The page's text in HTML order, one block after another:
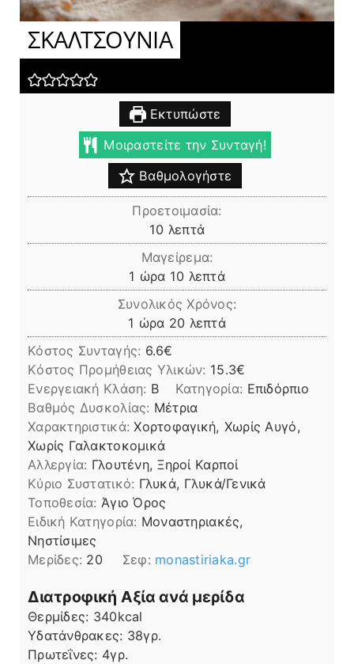
ΣΚΑΛΤΣΟΥΝΙΑ
Εκτυπώστε
Μοιραστείτε την Συνταγή!
Βαθμολογήστε
Προετοιμασία:
10 λεπτά
λεπτά
Μαγείρεμα:
1 ώρα
ώρα 10 λεπτά
λεπτά
Συνολικός Χρόνος:
1 ώρα
ώρα 20 λεπτά
λεπτά
Κόστος Συνταγής: 6.6€
Kόστος Προμήθειας Υλικών: 15.3
Ενεργειακή Κλάση: B Κατηγορία: Επιδόρπιο
Βαθμός Δυσκολίας: Μέτρια
Χαρακτηριστικά:Χορτοφαγική, Χωρίς Αυγό,
Χωρίς Γαλακτοκομικά
Αλλεργία: Γλουτένη, Ξηροί Καρποί
Kύριο Συστατικό: Γλυκά, Γλυκά/Γενικά
Τοποθεσία: Άγιο Όρος
Ειδική Κατηγορία: Μοναστηριακές,
Νηστίσιμες
Μερίδες: 20 Σεφ: monastiriaka.gr
Διατροφική Αξία ανά μερίδα
Θερμίδες: 340kcal
Υδατάνθρακες: 38γρ.
Πρωτεΐνες: 4γρ.